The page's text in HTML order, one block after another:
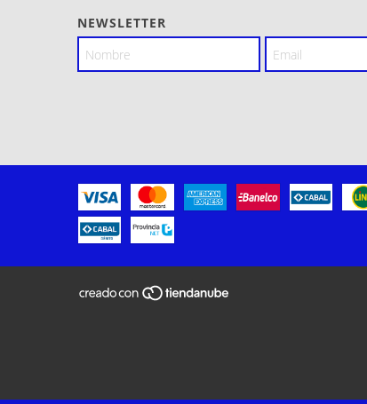
NEWSLETTER